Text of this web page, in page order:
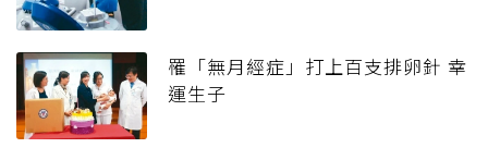
罹「無月經症」打上百支排卵針 幸
運生子